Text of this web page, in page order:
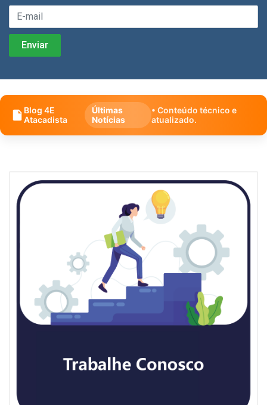
Blog 4E
Atacadista
Últimas
Notícias
• Conteúdo técnico e
atualizado.